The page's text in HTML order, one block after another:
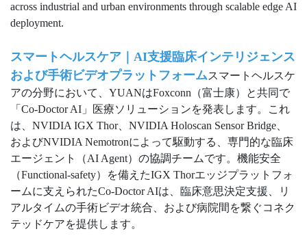
across industrial and urban environments through scalable edge AI
deployment.
スマートヘルスケア｜AI支援臨床インテリジェンス
および手術ビデオプラットフォームスマートヘルスケ
アの分野において、YUANはFoxconn（富士康）と共同で
「Co-Doctor AI」医療ソリューションを発表します。これ
は、NVIDIA IGX Thor、NVIDIA Holoscan Sensor Bridge、
およびNVIDIA Nemotronによって駆動する、専門的な臨床
エージェント（AI Agent）の協調チームです。機能安全
（Functional-safety）を備えたIGX Thorエッジプラットフォ
ームに支えられたCo-Doctor AIは、臨床意思決定支援、リ
アルタイムの手術ビデオ統合、および病院間を繋ぐコネク
テッドケアを提供します。